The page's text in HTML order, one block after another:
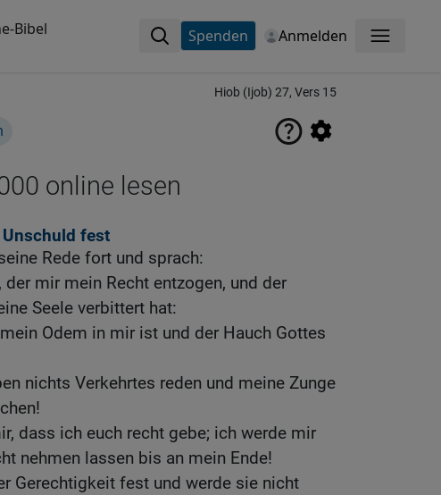
Bibel Spenden Anmelden Menü
Hiob (Ijob) 27, Vers 15
online lesen
fest
Rede fort und sprach:
der mir mein Recht entzogen, und der
Seele verbittert hat:
Odem in mir ist und der Hauch Gottes
nichts Verkehrtes reden und meine Zunge
dass ich euch recht gebe; ich werde mir
nehmen lassen bis an mein Ende!
Gerechtigkeit fest und werde sie nicht